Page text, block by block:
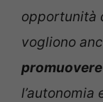
opportunità
vogliono
l’autonomia